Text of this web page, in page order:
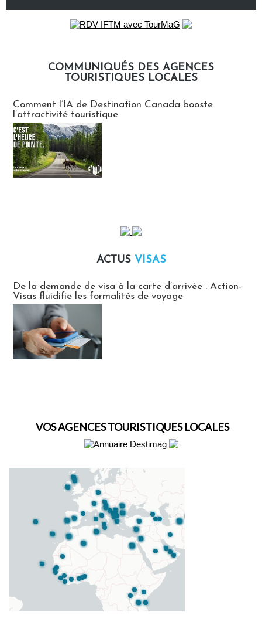
COMMUNIQUÉS DES AGENCES
TOURISTIQUES LOCALES
Comment l’IA de Destination Canada booste
l’attractivité touristique
ACTUS VISAS
De la demande de visa à la carte d’arrivée : Action-
Visas fluidifie les formalités de voyage
VOS AGENCES TOURISTIQUES LOCALES